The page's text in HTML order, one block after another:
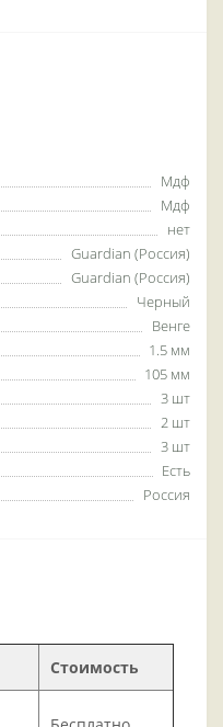
Мдф
Мдф
нет
Guardian (Россия)
Guardian (Россия)
Черный
Венге
1.5 мм
105 мм
3 шт
2 шт
3 шт
Есть
Россия
Стоимость